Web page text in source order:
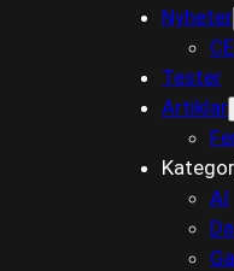
Nyheter
Tester
Artiklar
AI